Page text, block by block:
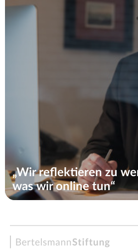
„Wir reflektieren zu
was wir online tun“
Bertelsmann